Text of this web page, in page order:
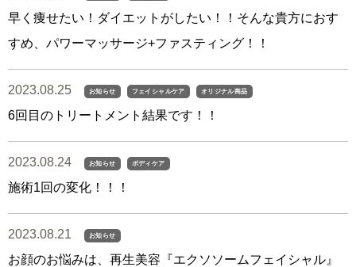
早く痩せたい！ダイエットがしたい！！そんな貴方におす
すめ、パワーマッサージ+ファスティング！！
2023.08.25 お知らせ フェイシャルケア オリジナル商品
6回目のトリートメント結果です！！
2023.08.24 お知らせ ボディケア
施術1回の変化！！！
2023.08.21 お知らせ
お顔のお悩みは、再生美容『エクソソームフェイシャル』